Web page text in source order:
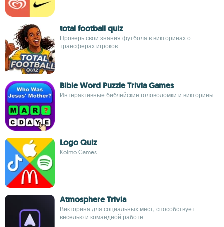
total football quiz
Проверь свои знания футбола в викторинах о
трансферах игроков
Bible Word Puzzle Trivia Games
Интерактивные библейские головоломки и викторины
Logo Quiz
Kolmo Games
Atmosphere Trivia
Викторина для социальных мест, способствует
веселью и командной работе